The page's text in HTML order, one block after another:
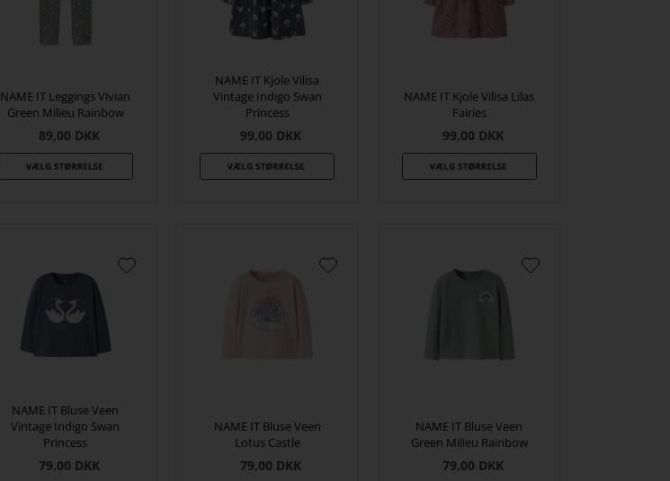
NAME IT Leggings Vivian
Green Milieu Rainbow
89,00 DKK
NAME IT Kjole Vilisa
Vintage Indigo Swan
Princess
99,00 DKK
NAME IT Kjole Vilisa Lilas
Fairies
99,00 DKK
NAME IT Bluse Veen
Vintage Indigo Swan
Princess
79,00 DKK
NAME IT Bluse Veen
Lotus Castle
79,00 DKK
NAME IT Bluse Veen
Green Milieu Rainbow
79,00 DKK